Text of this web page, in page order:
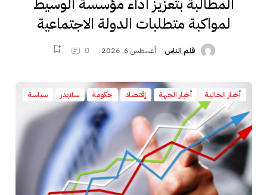
لمواكبة متطلبات الدولة الاجتماعية
قلم الناس أغسطس 6, 2026 0
أخبار الجالية أخبار الجهة إقتصاد حكومة سلايدر سياسة